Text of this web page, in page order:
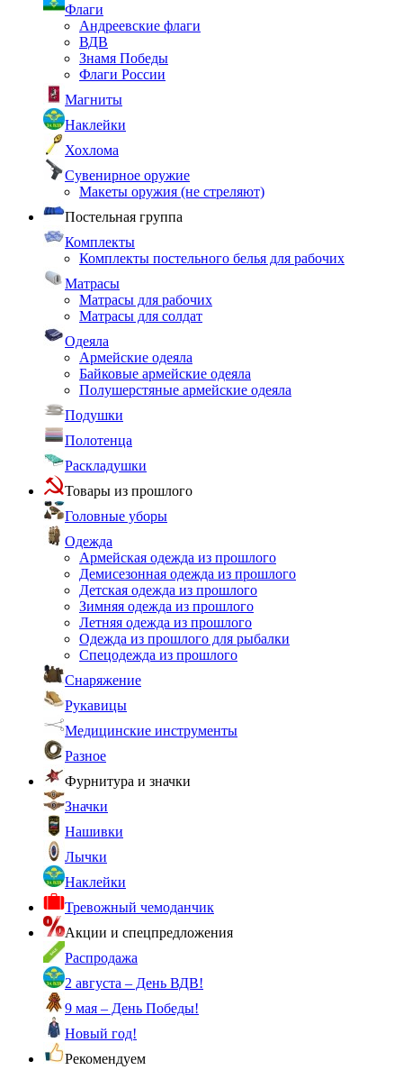
Флаги
Андреевские флаги
ВДВ
Знамя Победы
Флаги России
Магниты
Наклейки
Хохлома
Сувенирное оружие
Макеты оружия (не стреляют)
Постельная группа
Комплекты
Комплекты постельного белья для рабочих
Матрасы
Матрасы для рабочих
Матрасы для солдат
Одеяла
Армейские одеяла
Байковые армейские одеяла
Полушерстяные армейские одеяла
Подушки
Полотенца
Раскладушки
Товары из прошлого
Головные уборы
Одежда
Армейская одежда из прошлого
Демисезонная одежда из прошлого
Детская одежда из прошлого
Зимняя одежда из прошлого
Летняя одежда из прошлого
Одежда из прошлого для рыбалки
Спецодежда из прошлого
Снаряжение
Рукавицы
Медицинские инструменты
Разное
Фурнитура и значки
Значки
Нашивки
Лычки
Наклейки
Тревожный чемоданчик
Акции и спецпредложения
Распродажа
2 августа – День ВДВ!
9 мая – День Победы!
Новый год!
Рекомендуем